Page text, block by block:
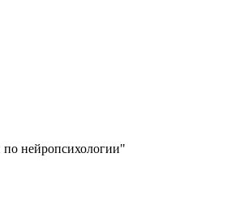
нейропсихологии"